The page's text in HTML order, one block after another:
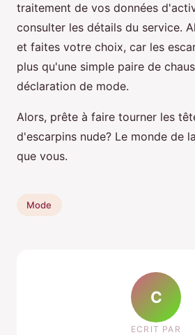
traitement de vos données
consulter les détails du service.
et faites votre choix, car les
plus qu'une simple paire de
déclaration de mode.
Alors, prête à faire tourner les
d'escarpins nude? Le monde de
que vous.
Mode
C
ECRIT PAR